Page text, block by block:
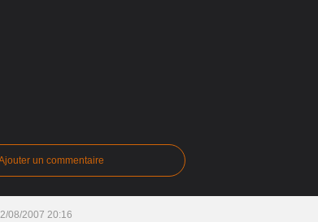
un commentaire
08/2007 20:16